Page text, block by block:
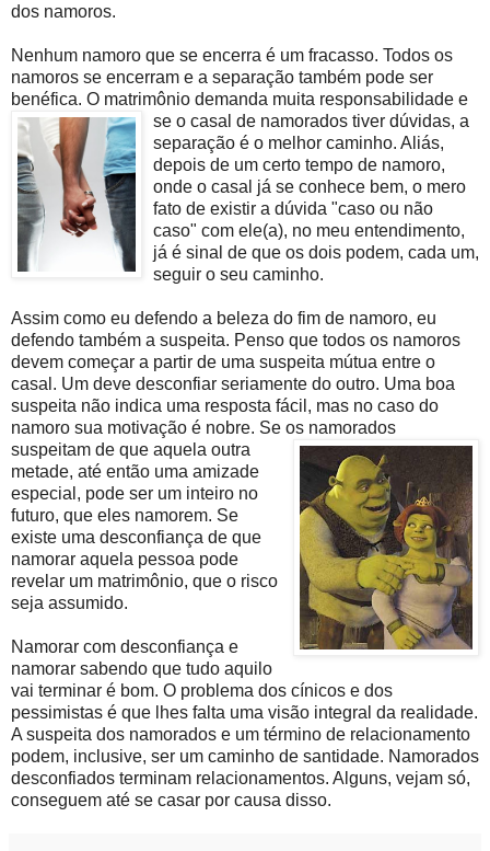
dos namoros.
Nenhum namoro que se encerra é um fracasso. Todos os
namoros se encerram e a separação também pode ser
benéfica. O matrimônio demanda muita responsabilidade e
se o casal de namorados tiver dúvidas, a
separação é o melhor caminho. Aliás,
depois de um certo tempo de namoro,
onde o casal já se conhece bem, o mero
fato de existir a dúvida "caso ou não
caso" com ele(a), no meu entendimento,
já é sinal de que os dois podem, cada um,
seguir o seu caminho.
Assim como eu defendo a beleza do fim de namoro, eu
defendo também a suspeita. Penso que todos os namoros
devem começar a partir de uma suspeita mútua entre o
casal. Um deve desconfiar seriamente do outro. Uma boa
suspeita não indica uma resposta fácil, mas no caso do
namoro sua motivação é nobre. Se os namorados
suspeitam de que aquela outra
metade, até então uma amizade
especial, pode ser um inteiro no
futuro, que eles namorem. Se
existe uma desconfiança de que
namorar aquela pessoa pode
revelar um matrimônio, que o risco
seja assumido.
Namorar com desconfiança e
namorar sabendo que tudo aquilo
vai terminar é bom. O problema dos cínicos e dos
pessimistas é que lhes falta uma visão integral da realidade.
A suspeita dos namorados e um término de relacionamento
podem, inclusive, ser um caminho de santidade. Namorados
desconfiados terminam relacionamentos. Alguns, vejam só,
conseguem até se casar por causa disso.